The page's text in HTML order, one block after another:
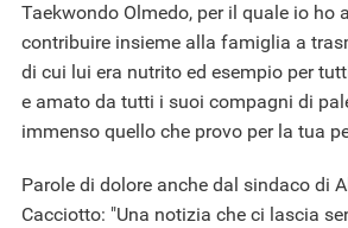
Taekwondo Olmedo, per il quale io ho
contribuire insieme alla famiglia a
di cui lui era nutrito ed esempio per
e amato da tutti i suoi compagni di
immenso quello che provo per la tua
Parole di dolore anche dal sindaco di
Cacciotto: "Una notizia che ci lascia